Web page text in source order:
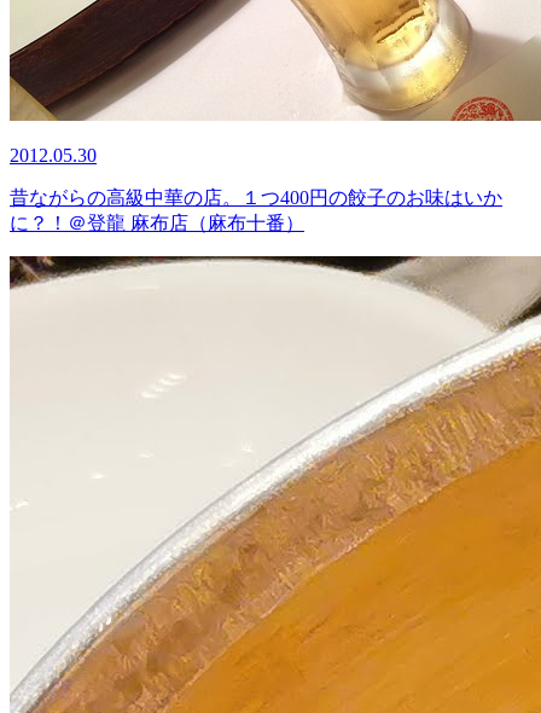
2012.05.30
昔ながらの高級中華の店。１つ400円の餃子のお味はいか
に？！＠登龍 麻布店（麻布十番）